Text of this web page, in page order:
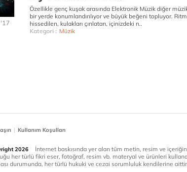
Özellikle genç kuşak arasında Elektronik Müzik diğer
bir yerde konumlandırılıyor ve büyük beğeni topluyor.
hissedilen, kulakları çınlatan, içinizdeki n..
Kategori : Müzik
| Kullanım Koşulları
2026
İnternet baskısında yer alan tüm metin, resim ve
her türlü fikri eser, fotoğraf, resim vb. materyal ve ürünleri
durumunda, her türlü hukuki ve cezai sorumluluk kendilerine